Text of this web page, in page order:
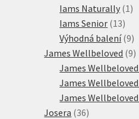
Iams Naturally 1 1
Iams Senior 1313
Výhodná balení 99
James Wellbeloved 99
James
James
James
Josera 3636